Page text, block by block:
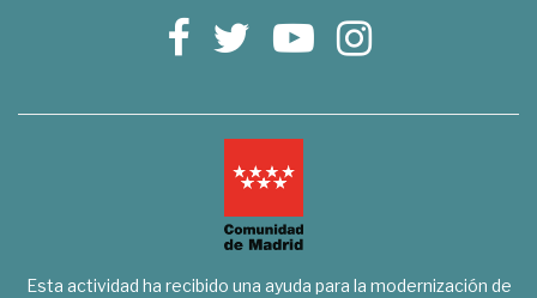
Esta actividad ha recibido una ayuda para la modernización de